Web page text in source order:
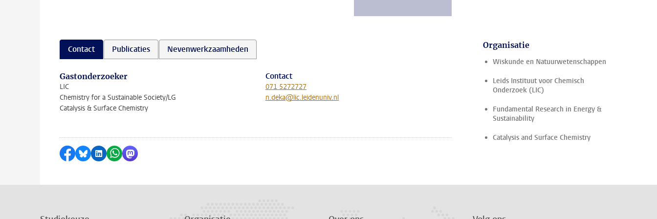
Contact Publicaties Nevenwerkzaamheden
Gastonderzoeker
LIC
Chemistry for a Sustainable Society/LG
Catalysis & Surface Chemistry
Contact
071 5272727
n.deka@lic.leidenuniv.nl
Delen op Facebook
Delen via Bluesky
Delen op LinkedIn
Delen via WhatsApp
Delen via Mastodon
Organisatie
Wiskunde en Natuurwetenschappen
Leids Instituut voor Chemisch
Onderzoek (LIC)
Fundamental Research in Energy &
Sustainability
Catalysis and Surface Chemistry